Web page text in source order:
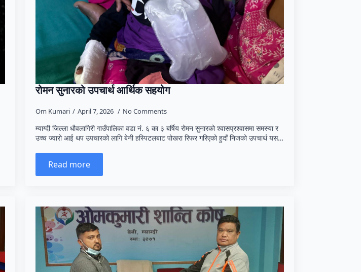
रोमन सुनारको उपचार्थ आर्थिक सहयोग
Om Kumari April 7, 2026 No Comments
म्याग्दी जिल्ला धौवलागिरी गाउँपालिका वडा नं. ६ का ३ बर्षिय रोमन सुनारको श्वासप्रश्वासमा समस्या र
उच्च ज्वारो आई थप उपचारको लागि बेनी हस्पिटलबाट पोखरा रिफर गरिएको हुदाँ निजको उपचार्थ यस…
Read more